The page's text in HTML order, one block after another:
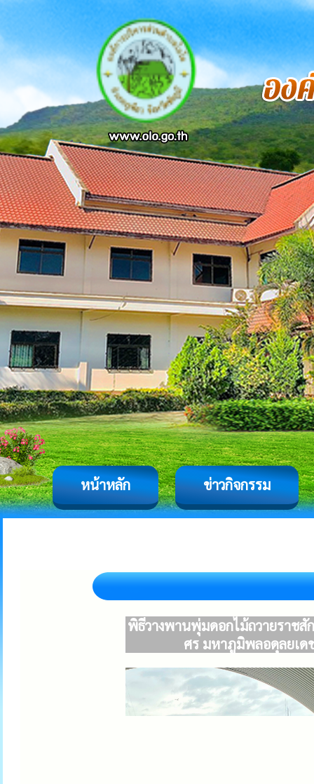
หน้าหลัก ข่าวกิจกรรม
พิธีวางพานพุ่มดอกไม้ถวายราช
ศร มหาภูมิพลอดุลยเด